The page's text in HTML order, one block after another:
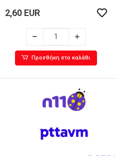
2,60 EUR
Προσθήκη στο καλάθι